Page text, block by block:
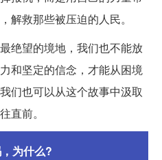
解救那些被压迫的人民。
绝望的境地，我们也不能放
和坚定的信念，才能从困境
们也可以从这个故事中汲取
直前。
为什么?